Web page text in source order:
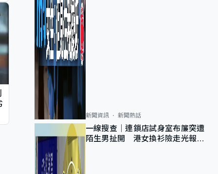
新聞資訊 新聞熱話
一線搜查｜連鎖店試身室布簾突遭
陌生男扯開 港女換衫險走光報